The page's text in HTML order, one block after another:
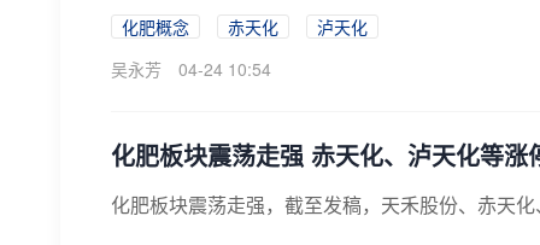
化肥概念 赤天化
泸天化
吴永芳
04-24 10:54
化肥板块震荡走强 赤天化、泸天化等涨
化肥板块震荡走强，截至发稿，天禾股份、赤天